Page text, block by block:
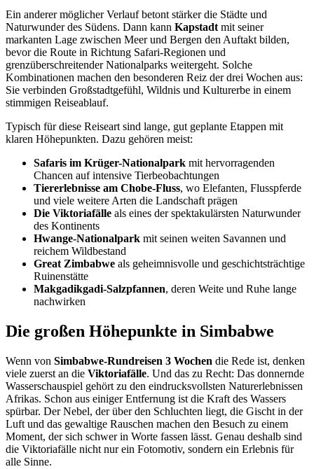
Ein anderer möglicher Verlauf betont stärker die Städte und
Naturwunder des Südens. Dann kann Kapstadtmit seiner
markanten Lage zwischen Meer und Bergen den Auftakt bilden,
bevor die Route in Richtung Safari-Regionen und
grenzüberschreitender Nationalparks weitergeht. Solche
Kombinationen machen den besonderen Reiz der drei Wochen aus:
Sie verbinden Großstadtgefühl, Wildnis und Kulturerbe in einem
stimmigen Reiseablauf.
Typisch für diese Reiseart sind lange, gut geplante Etappen mit
klaren Höhepunkten. Dazu gehören meist:
Safaris im Krüger-Nationalpark mit hervorragenden
Chancen auf intensive Tierbeobachtungen
Tiererlebnisse am Chobe-Fluss, wo Elefanten, Flusspferde
und viele weitere Arten die Landschaft prägen
Die Viktoriafälle als eines der spektakulärsten Naturwunder
des Kontinents
Hwange-Nationalpark mit seinen weiten Savannen und
reichem Wildbestand
Great Zimbabwe als geheimnisvolle und geschichtsträchtige
Ruinenstätte
Makgadikgadi-Salzpfannen, deren Weite und Ruhe lange
nachwirken
Die großen Höhepunkte in Simbabwe
Wenn von Simbabwe-Rundreisen 3 Wochen die Rede ist, denken
viele zuerst an die Viktoriafälle. Und das zu Recht: Das donnernde
Wasserschauspiel gehört zu den eindrucksvollsten Naturerlebnissen
Afrikas. Schon aus einiger Entfernung ist die Kraft des Wassers
spürbar. Der Nebel, der über den Schluchten liegt, die Gischt in der
Luft und das gewaltige Rauschen machen den Besuch zu einem
Moment, der sich schwer in Worte fassen lässt. Genau deshalb sind
die Viktoriafälle nicht nur ein Fotomotiv, sondern ein Erlebnis für
alle Sinne.